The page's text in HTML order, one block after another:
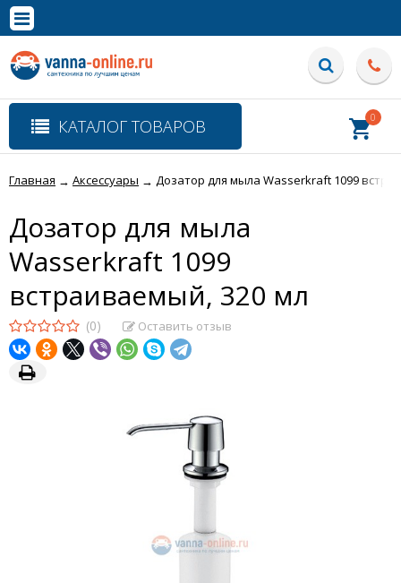
Полная версия сайта
КАТАЛОГ ТОВАРОВ 0
Главная → Аксессуары → Дозатор для мыла Wasserkraft 1099
Дозатор для мыла
Wasserkraft 1099
встраиваемый, 320 мл
(0) Оставить отзыв